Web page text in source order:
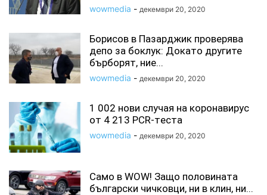
wowmedia - декември 20, 2020
Борисов в Пазарджик проверява
депо за боклук: Докато другите
бърборят, ние...
wowmedia - декември 20, 2020
1 002 нoви случая на коронавирус
от 4 213 PСR-тecтa
wowmedia - декември 20, 2020
Само в WOW! Защо половината
български чичковци, ни в клин, ни...